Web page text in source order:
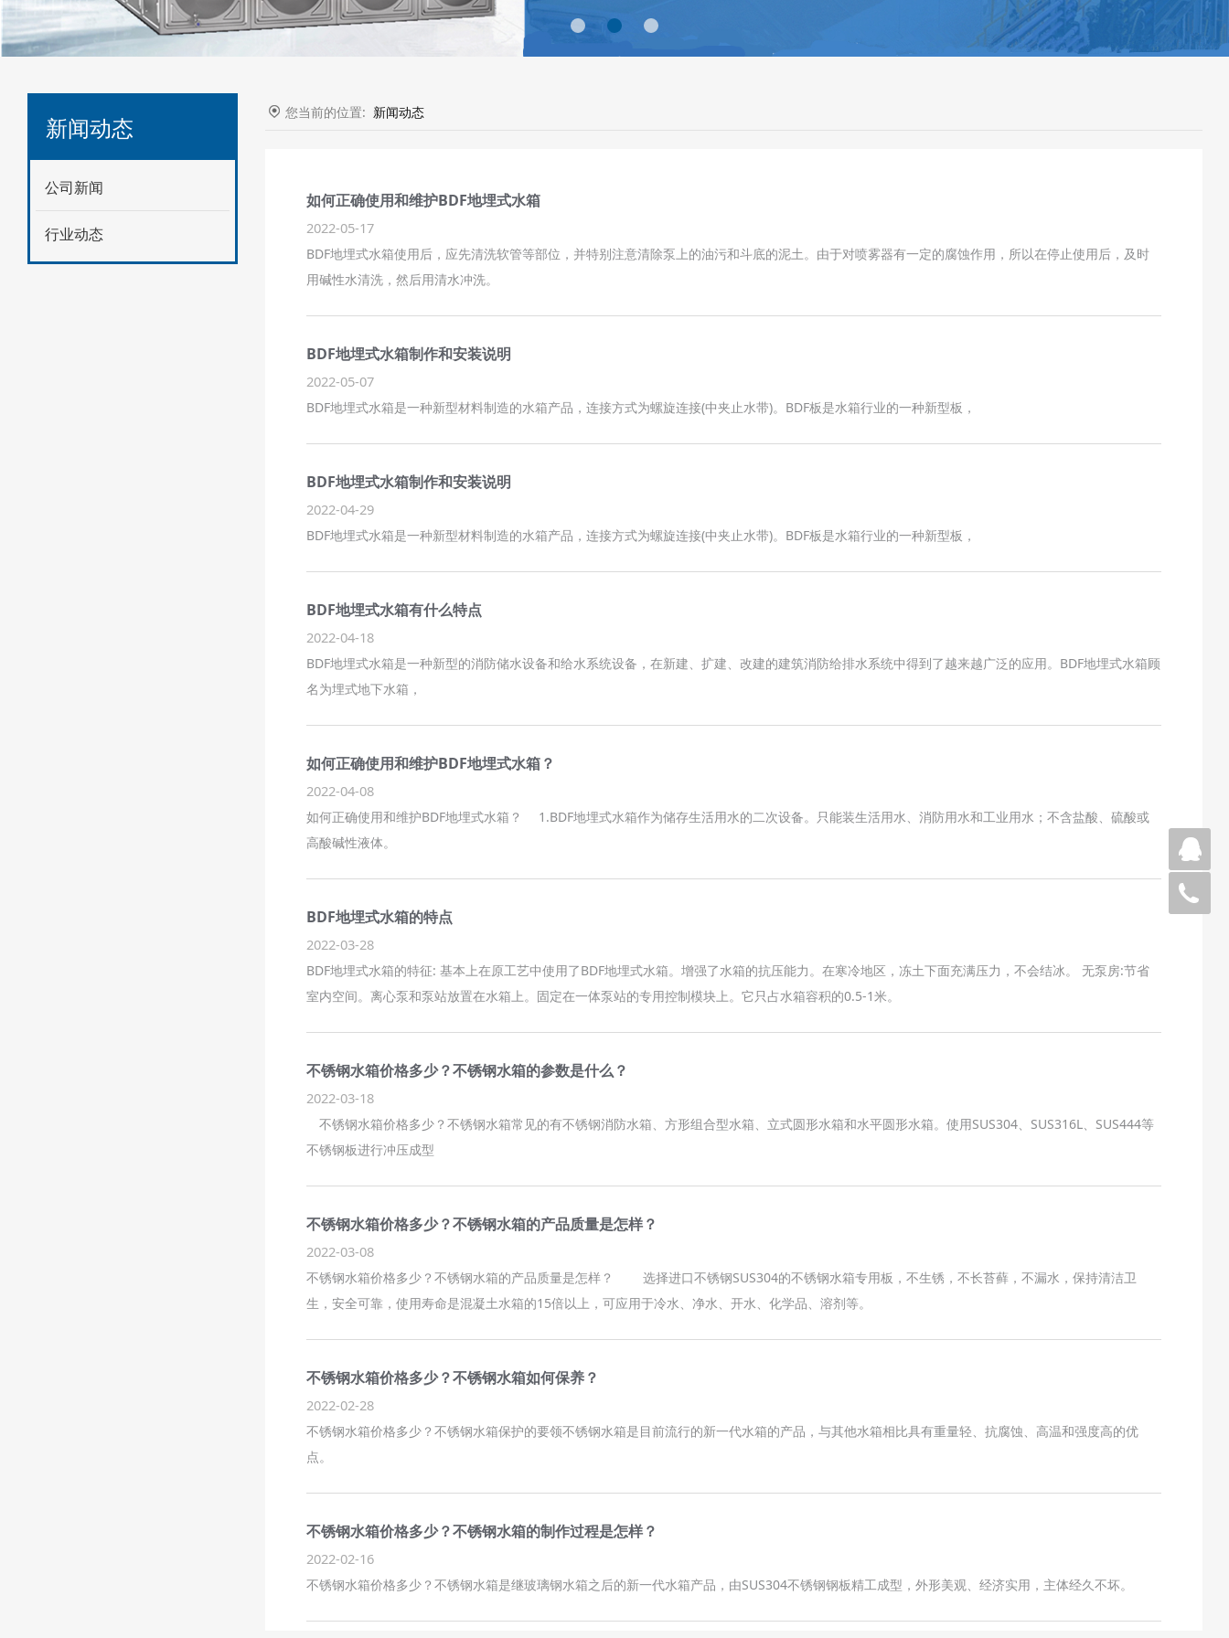
新闻动态
公司新闻
行业动态
您当前的位置: 新闻动态
如何正确使用和维护BDF地埋式水箱
2022-05-17
BDF地埋式水箱使用后，应先清洗软管等部位，并特别注意清除泵上的油污和斗底的泥土。由于对喷雾器有一定的腐蚀作用，所以在停止使用后，及时
用碱性水清洗，然后用清水冲洗。
BDF地埋式水箱制作和安装说明
2022-05-07
BDF地埋式水箱是一种新型材料制造的水箱产品，连接方式为螺旋连接(中夹止水带)。BDF板是水箱行业的一种新型板，
BDF地埋式水箱制作和安装说明
2022-04-29
BDF地埋式水箱是一种新型材料制造的水箱产品，连接方式为螺旋连接(中夹止水带)。BDF板是水箱行业的一种新型板，
BDF地埋式水箱有什么特点
2022-04-18
BDF地埋式水箱是一种新型的消防储水设备和给水系统设备，在新建、扩建、改建的建筑消防给排水系统中得到了越来越广泛的应用。BDF地埋式水箱顾
名为埋式地下水箱，
如何正确使用和维护BDF地埋式水箱？
2022-04-08
如何正确使用和维护BDF地埋式水箱？ 1.BDF地埋式水箱作为储存生活用水的二次设备。只能装生活用水、消防用水和工业用水；不含盐酸、硫酸或
高酸碱性液体。
BDF地埋式水箱的特点
2022-03-28
BDF地埋式水箱的特征: 基本上在原工艺中使用了BDF地埋式水箱。增强了水箱的抗压能力。在寒冷地区，冻土下面充满压力，不会结冰。 无泵房:节省
室内空间。离心泵和泵站放置在水箱上。固定在一体泵站的专用控制模块上。它只占水箱容积的0.5-1米。
不锈钢水箱价格多少？不锈钢水箱的参数是什么？
2022-03-18
不锈钢水箱价格多少？不锈钢水箱常见的有不锈钢消防水箱、方形组合型水箱、立式圆形水箱和水平圆形水箱。使用SUS304、SUS316L、SUS444等
不锈钢板进行冲压成型
不锈钢水箱价格多少？不锈钢水箱的产品质量是怎样？
2022-03-08
不锈钢水箱价格多少？不锈钢水箱的产品质量是怎样？ 选择进口不锈钢SUS304的不锈钢水箱专用板，不生锈，不长苔藓，不漏水，保持清洁卫
生，安全可靠，使用寿命是混凝土水箱的15倍以上，可应用于冷水、净水、开水、化学品、溶剂等。
不锈钢水箱价格多少？不锈钢水箱如何保养？
2022-02-28
不锈钢水箱价格多少？不锈钢水箱保护的要领不锈钢水箱是目前流行的新一代水箱的产品，与其他水箱相比具有重量轻、抗腐蚀、高温和强度高的优
点。
不锈钢水箱价格多少？不锈钢水箱的制作过程是怎样？
2022-02-16
不锈钢水箱价格多少？不锈钢水箱是继玻璃钢水箱之后的新一代水箱产品，由SUS304不锈钢钢板精工成型，外形美观、经济实用，主体经久不坏。